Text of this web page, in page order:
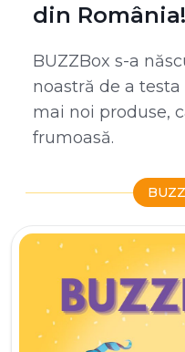
din România!
BUZZBox s-a
noastră de a
mai noi produse,
frumoasă.